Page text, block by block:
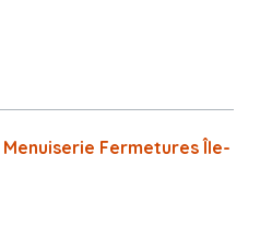
Fermetures Île-